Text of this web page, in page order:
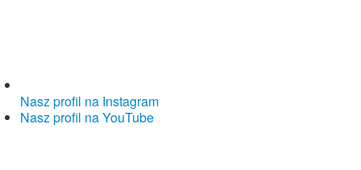
Nasz profil na Instagram
Nasz profil na YouTube